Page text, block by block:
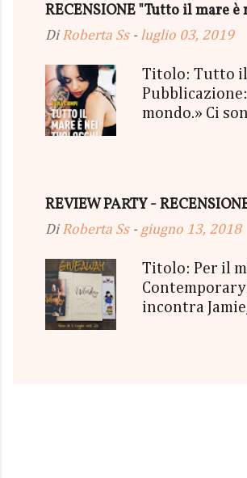
terminerà...
RECENSIONE "Tutto il mare
Di Roberta Ss - luglio 03, 2019
Titolo: Tutto il
mondo.» Ci
sorriso più
essere così.
REVIEW PARTY -
Di Roberta Ss - giugno 13, 2018
Titolo: Per il
incontra
la loro